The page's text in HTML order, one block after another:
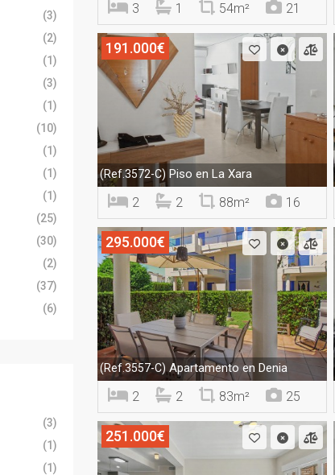
3 1 54m² 21
191.000€
(Ref.3572-C) Piso en La Xara
2 2 88m² 16
295.000€
(Ref.3557-C)Apartamento en Denia
2 2 83m² 25
251.000€
(3)
(2)
(1)
(3)
(1)
(10)
(1)
(1)
(1)
(25)
(30)
(2)
(37)
(6)
(3)
(1)
(1)